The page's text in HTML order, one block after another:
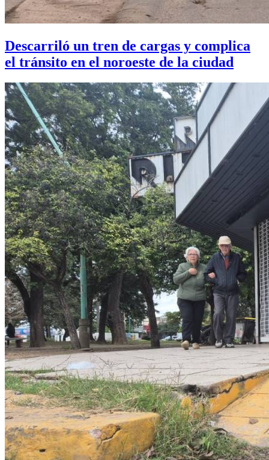
Descarriló un tren de cargas y complica
el tránsito en el noroeste de la ciudad